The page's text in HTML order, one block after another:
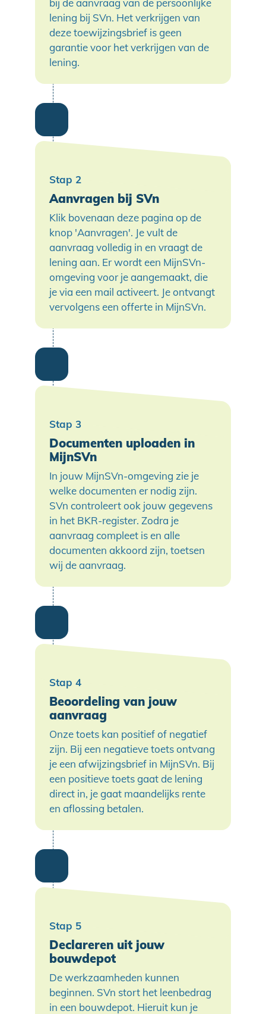
lening bij SVn. Het verkrijgen van
deze toewijzingsbrief is geen
garantie voor het verkrijgen van de
lening.
Aanvragen bij SVn
Klik bovenaan deze pagina op de
knop 'Aanvragen'. Je vult de
aanvraag volledig in en vraagt de
lening aan. Er wordt een MijnSVn-
omgeving voor je aangemaakt, die
je via een mail activeert. Je ontvangt
vervolgens een offerte in MijnSVn.
Documenten uploaden in
MijnSVn
In jouw MijnSVn-omgeving zie je
welke documenten er nodig zijn.
SVn controleert ook jouw gegevens
in het BKR-register. Zodra je
aanvraag compleet is en alle
documenten akkoord zijn, toetsen
wij de aanvraag.
Beoordeling van jouw
aanvraag
Onze toets kan positief of negatief
zijn. Bij een negatieve toets ontvang
je een afwijzingsbrief in MijnSVn. Bij
een positieve toets gaat de lening
direct in, je gaat maandelijks rente
en aflossing betalen.
Declareren uit jouw
bouwdepot
De werkzaamheden kunnen
beginnen. SVn stort het leenbedrag
in een bouwdepot. Hieruit kun je